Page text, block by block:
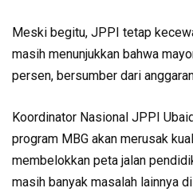
Meski begitu, JPPI tetap
masih menunjukkan bahwa
persen, bersumber dari
Koordinator Nasional JPPI
program MBG akan merusak
membelokkan peta jalan
masih banyak masalah lainnya